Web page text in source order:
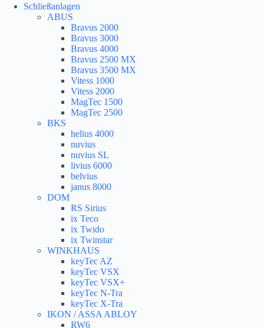
Schließanlagen
ABUS
Bravus 2000
Bravus 3000
Bravus 4000
Bravus 2500 MX
Bravus 3500 MX
Vitess 1000
Vitess 2000
MagTec 1500
MagTec 2500
BKS
helius 4000
nuvius
nuvius SL
livius 6000
belvius
janus 8000
DOM
RS Sirius
ix Teco
ix Twido
ix Twinstar
WINKHAUS
keyTec AZ
keyTec VSX
keyTec VSX+
keyTec N-Tra
keyTec X-Tra
IKON / ASSA ABLOY
RW6